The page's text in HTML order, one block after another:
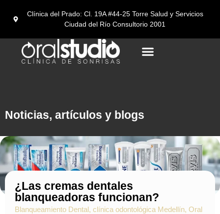
Clínica del Prado: Cl. 19A #44-25 Torre Salud y Servicios
Ciudad del Río Consultorio 2001
Noticias, artículos y blogs
¿Las cremas dentales
blanqueadoras funcionan?
Blanqueamiento Dental, clínica odontológica Medellín, Oral